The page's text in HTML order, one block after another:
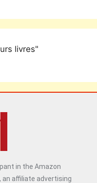
livres"
in the Amazon
an affiliate advertising